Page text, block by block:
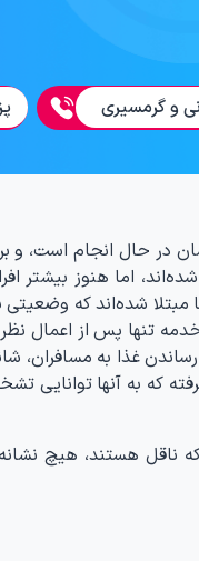
و گرمسیری
کرونا مبتلا شده‌اند
غذا می‌خورند. خدمه تنها
غذا به مسافران،
که به آنها توانایی
که ناقل هستند، هیچ